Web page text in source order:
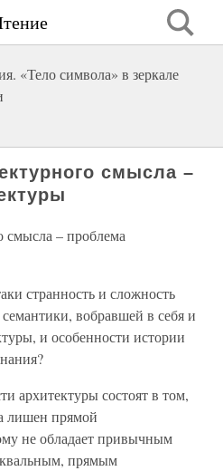
«Тело символа» в зеркале
смысла –
смысла – проблема
странность и сложность
вобравшей в себя и
и особенности истории
архитектуры состоят в том,
лишен прямой
не обладает привычным
прямым